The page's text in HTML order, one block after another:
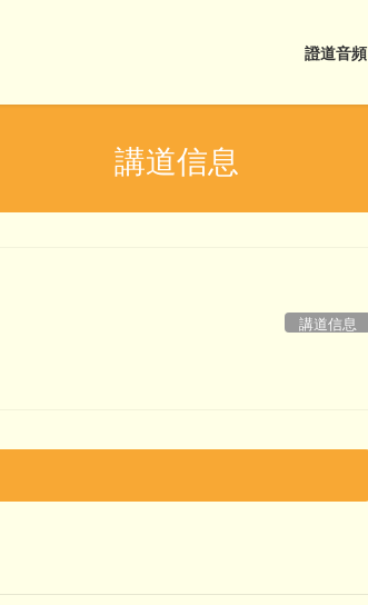
證道音頻
講道信息
講道信息